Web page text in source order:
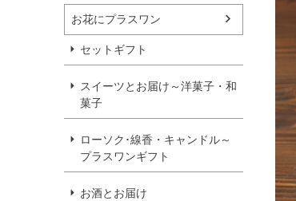
お花にプラスワン
セットギフト
スイーツとお届け～洋菓子・和
菓子
ローソク･線香・キャンドル～
プラスワンギフト
お酒とお届け